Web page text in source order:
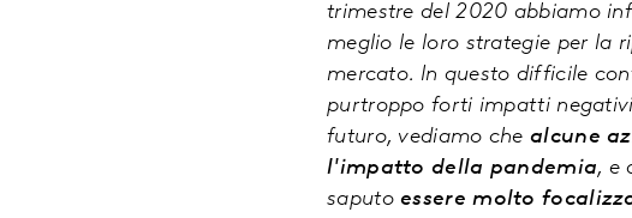
trimestre del 2020 abbiamo
meglio le loro strategie per la
mercato. In questo difficile
purtroppo forti impatti
futuro, vediamo chealcune
l'impatto della pandemia, e
saputoessere molto